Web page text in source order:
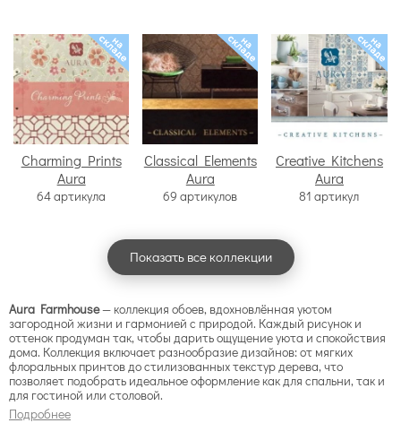
Charming Prints
Aura
64 артикула
Classical Elements
Aura
69 артикулов
Creative Kitchens
Aura
81 артикул
Показать все коллекции
Aura Farmhouse— коллекция обоев, вдохновлённая уютом
загородной жизни и гармонией с природой. Каждый рисунок и
оттенок продуман так, чтобы дарить ощущение уюта и спокойствия
дома. Коллекция включает разнообразие дизайнов: от мягких
флоральных принтов до стилизованных текстур дерева, что
позволяет подобрать идеальное оформление как для спальни, так и
для гостиной или столовой.
Подробнее